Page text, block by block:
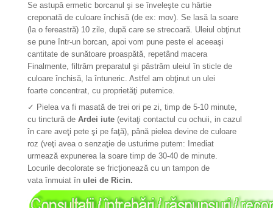
Se astupă ermetic borcanul şi se înveleşte cu hârtie
creponată de culoare închisă (de ex: mov). Se lasă la soare
(la o fereastră) 10 zile, după care se strecoară. Uleiul obţinut
se pune într-un borcan, apoi vom pune peste el aceeaşi
cantitate de sunătoare proaspătă, repetând macera
Finalmente, filtrăm preparatul şi păstrăm uleiul în sticle de
culoare închisă, la întuneric. Astfel am obţinut un ulei
foarte concentrat, cu proprietăţi puternice.
✓ Pielea va fi masată de trei ori pe zi, timp de 5-10 minute,
cu tinctură de Ardei iute (evitaţi contactul cu ochuii, in cazul
în care aveţi pete şi pe faţă), până pielea devine de culoare
roz (veţi avea o senzaţie de usturime putem: Imediat
urmează expunerea la soare timp de 30-40 de minute.
Locurile decolorate se fricţionează cu un tampon de
vata înmuiat în ulei de Ricin.